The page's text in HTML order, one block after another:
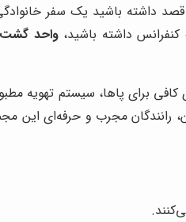
داشته باشید یک سفر
داشته باشید،واحد گشت
برای پاها، سیستم تهویه
مجرب و حرفه‌ای این